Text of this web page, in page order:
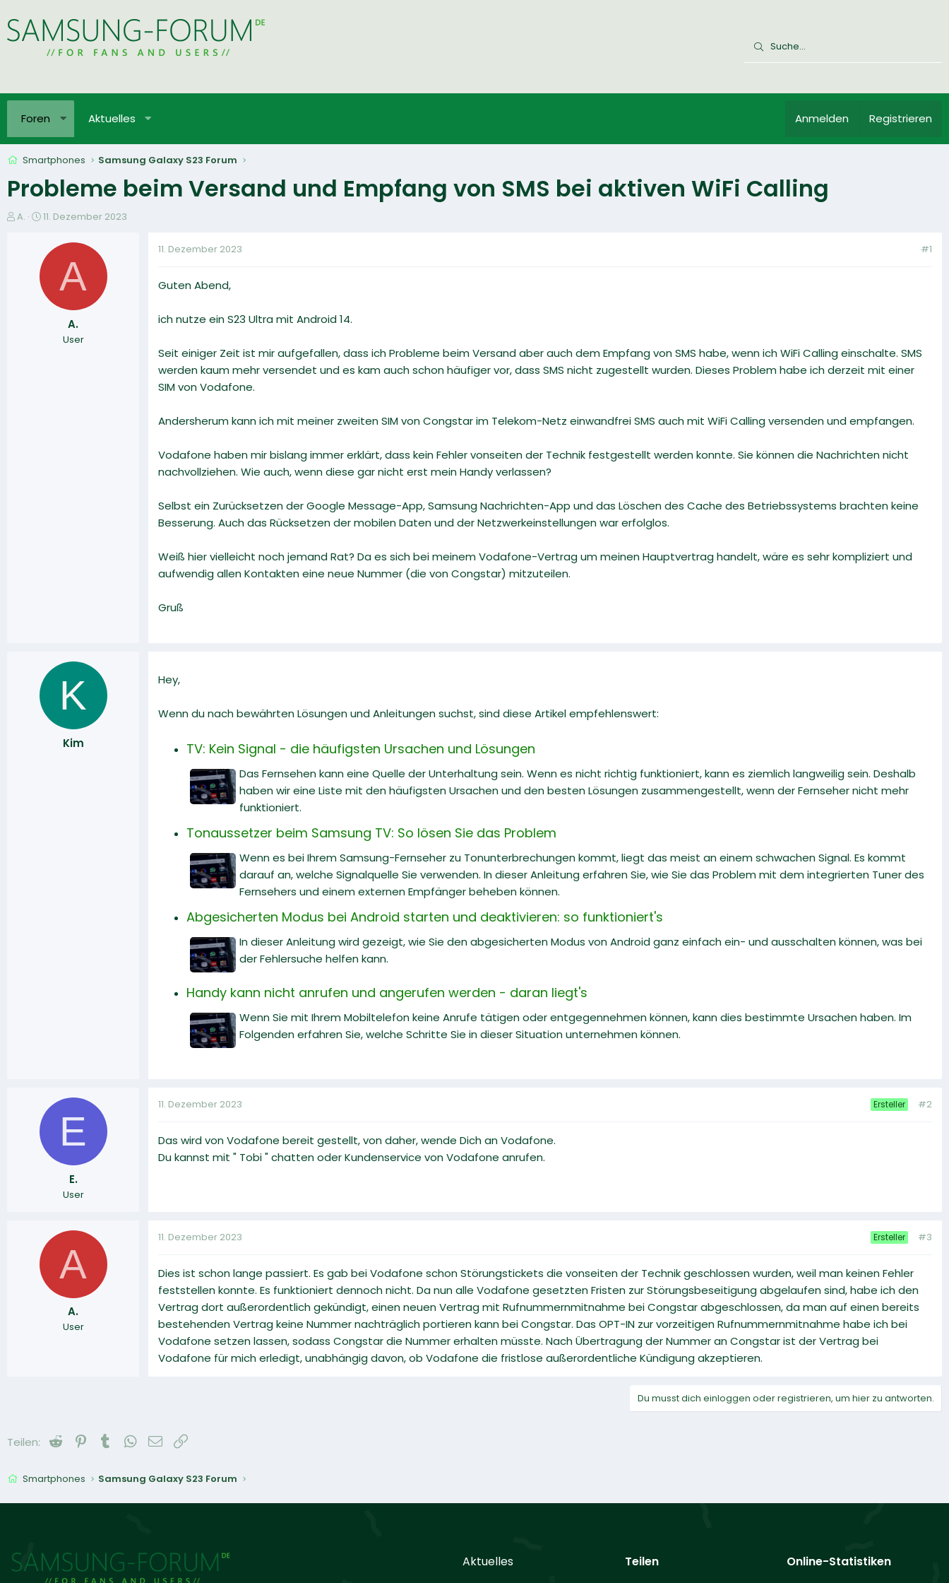
Foren Aktuelles Anmelden Registrieren
Smartphones Samsung Galaxy S23 Forum
Probleme beim Versand und Empfang von SMS bei aktiven WiFi Calling
E
A.
E
t
11. Dezember 2023
A
A.
User
11. Dezember 2023 #1
Guten Abend,
ich nutze ein S23 Ultra mit Android 14.
Seit einiger Zeit ist mir aufgefallen, dass ich Probleme beim Versand aber auch dem Empfang von SMS habe, wenn ich WiFi Calling einschalte. SMS
werden kaum mehr versendet und es kam auch schon häufiger vor, dass SMS nicht zugestellt wurden. Dieses Problem habe ich derzeit mit einer
SIM von Vodafone.
Andersherum kann ich mit meiner zweiten SIM von Congstar im Telekom-Netz einwandfrei SMS auch mit WiFi Calling versenden und empfangen.
Vodafone haben mir bislang immer erklärt, dass kein Fehler vonseiten der Technik festgestellt werden konnte. Sie können die Nachrichten nicht
nachvollziehen. Wie auch, wenn diese gar nicht erst mein Handy verlassen?
Selbst ein Zurücksetzen der Google Message-App, Samsung Nachrichten-App und das Löschen des Cache des Betriebssystems brachten keine
Besserung. Auch das Rücksetzen der mobilen Daten und der Netzwerkeinstellungen war erfolglos.
Weiß hier vielleicht noch jemand Rat? Da es sich bei meinem Vodafone-Vertrag um meinen Hauptvertrag handelt, wäre es sehr kompliziert und
aufwendig allen Kontakten eine neue Nummer (die von Congstar) mitzuteilen.
Gruß
K
Kim
Hey,
Wenn du nach bewährten Lösungen und Anleitungen suchst, sind diese Artikel empfehlenswert:
TV: Kein Signal - die häufigsten Ursachen und Lösungen
Das Fernsehen kann eine Quelle der Unterhaltung sein. Wenn es nicht richtig funktioniert, kann es ziemlich langweilig sein. Deshalb
haben wir eine Liste mit den häufigsten Ursachen und den besten Lösungen zusammengestellt, wenn der Fernseher nicht mehr
funktioniert.
Tonaussetzer beim Samsung TV: So lösen Sie das Problem
Wenn es bei Ihrem Samsung-Fernseher zu Tonunterbrechungen kommt, liegt das meist an einem schwachen Signal. Es kommt
darauf an, welche Signalquelle Sie verwenden. In dieser Anleitung erfahren Sie, wie Sie das Problem mit dem integrierten Tuner des
Fernsehers und einem externen Empfänger beheben können.
Abgesicherten Modus bei Android starten und deaktivieren: so funktioniert's
In dieser Anleitung wird gezeigt, wie Sie den abgesicherten Modus von Android ganz einfach ein- und ausschalten können, was bei
der Fehlersuche helfen kann.
Handy kann nicht anrufen und angerufen werden - daran liegt's
Wenn Sie mit Ihrem Mobiltelefon keine Anrufe tätigen oder entgegennehmen können, kann dies bestimmte Ursachen haben. Im
Folgenden erfahren Sie, welche Schritte Sie in dieser Situation unternehmen können.
E
E.
User
11. Dezember 2023 Ersteller #2
Das wird von Vodafone bereit gestellt, von daher, wende Dich an Vodafone.
Du kannst mit " Tobi " chatten oder Kundenservice von Vodafone anrufen.
A
A.
User
11. Dezember 2023 Ersteller #3
Dies ist schon lange passiert. Es gab bei Vodafone schon Störungstickets die vonseiten der Technik geschlossen wurden, weil man keinen Fehler
feststellen konnte. Es funktioniert dennoch nicht. Da nun alle Vodafone gesetzten Fristen zur Störungsbeseitigung abgelaufen sind, habe ich den
Vertrag dort außerordentlich gekündigt, einen neuen Vertrag mit Rufnummernmitnahme bei Congstar abgeschlossen, da man auf einen bereits
bestehenden Vertrag keine Nummer nachträglich portieren kann bei Congstar. Das OPT-IN zur vorzeitigen Rufnummernmitnahme habe ich bei
Vodafone setzen lassen, sodass Congstar die Nummer erhalten müsste. Nach Übertragung der Nummer an Congstar ist der Vertrag bei
Vodafone für mich erledigt, unabhängig davon, ob Vodafone die fristlose außerordentliche Kündigung akzeptieren.
Du musst dich einloggen oder registrieren, um hier zu antworten.
Teilen: Reddit PinterestTumblrWhatsApp
E-Mail
Smartphones Samsung Galaxy S23 Forum
Aktuelles Teilen Online-Statistiken